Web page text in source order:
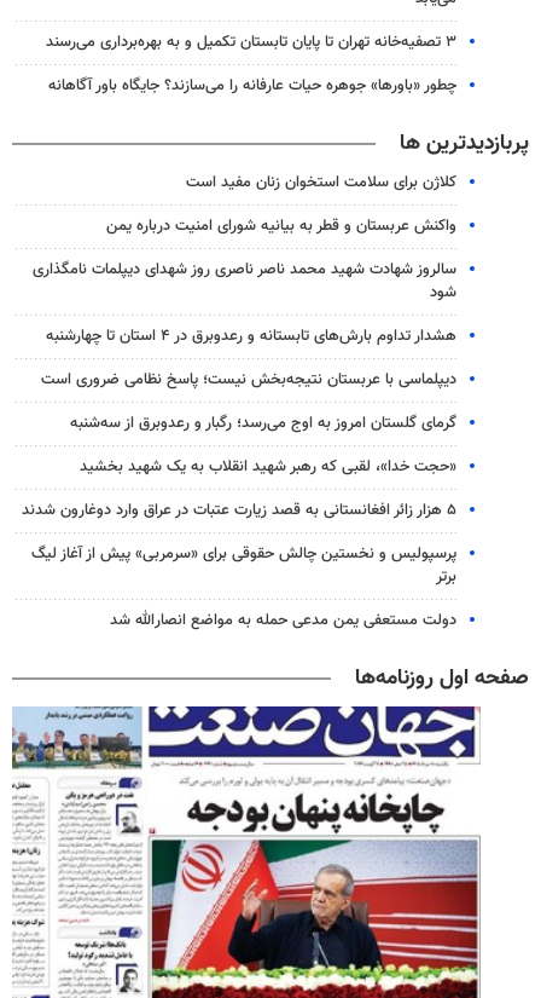
۳ ﺗﺼﻔﻴﻪ‌ﺧﺎﻧﻪ‌ تهران تا پایان تابستان تکمیل و به بهره‌برداری می‌رسند
چطور «باورها» جوهره حیات عارفانه را می‌سازند؟ جایگاه باور آگاهانه
پربازدیدترین ها
کلاژن برای سلامت استخوان زنان مفید است
واکنش عربستان و قطر به بیانیه شورای امنیت درباره یمن
سالروز شهادت شهید محمد ناصر ناصری روز شهدای دیپلمات نامگذاری
شود
هشدار تداوم بارش‌های تابستانه و رعدوبرق در ۴ استان تا چهارشنبه
دیپلماسی با عربستان نتیجه‌بخش نیست؛ پاسخ نظامی ضروری است
گرمای گلستان امروز به اوج می‌رسد؛ رگبار و رعدوبرق از سه‌شنبه
«حجت خدا»، لقبی که رهبر شهید انقلاب به یک شهید بخشید
۵ هزار زائر افغانستانی به قصد زیارت عتبات در عراق وارد دوغارون شدند
پرسپولیس و نخستین چالش حقوقی برای «سرمربی» پیش از آغاز لیگ
برتر
دولت مستعفی یمن مدعی حمله به مواضع انصارالله شد
صفحه اول روزنامه‌ها